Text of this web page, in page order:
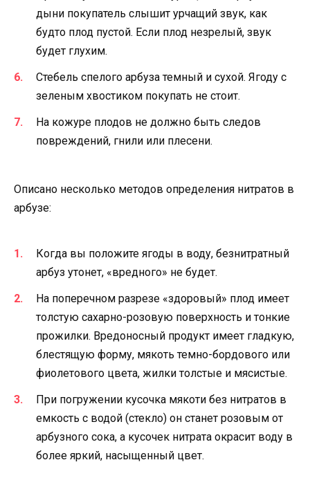
дыни покупатель слышит урчащий звук, как
будто плод пустой. Если плод незрелый, звук
будет глухим.
Стебель спелого арбуза темный и сухой. Ягоду с
зеленым хвостиком покупать не стоит.
На кожуре плодов не должно быть следов
повреждений, гнили или плесени.
Описано несколько методов определения нитратов в
арбузе:
Когда вы положите ягоды в воду, безнитратный
арбуз утонет, «вредного» не будет.
На поперечном разрезе «здоровый» плод имеет
толстую сахарно-розовую поверхность и тонкие
прожилки. Вредоносный продукт имеет гладкую,
блестящую форму, мякоть темно-бордового или
фиолетового цвета, жилки толстые и мясистые.
При погружении кусочка мякоти без нитратов в
емкость с водой (стекло) он станет розовым от
арбузного сока, а кусочек нитрата окрасит воду в
более яркий, насыщенный цвет.